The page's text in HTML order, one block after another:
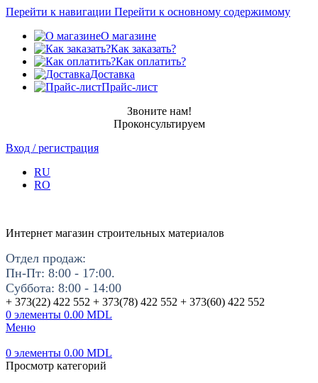
Перейти к навигации Перейти к основному содержимому
О магазине
Как заказать?
Как оплатить?
Доставка
Прайс-лист
Звоните нам!
Проконсультируем
Вход / регистрация
RU
RO
Интернет магазин строительных материалов
Отдел продаж:
Пн-Пт: 8:00 - 17:00.
Суббота: 8:00 - 14:00
+ 373(22) 422 552 + 373(78) 422 552 + 373(60) 422 552
0 элементы 0.00 MDL
Меню
0 элементы 0.00 MDL
Просмотр категорий